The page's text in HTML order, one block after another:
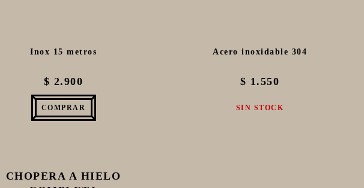
Inox 15 metros
$ 2.900
COMPRAR
Acero inoxidable 304
$ 1.550
SIN STOCK
CHOPERA A HIELO